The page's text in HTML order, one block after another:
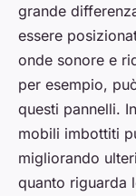
grande
essere
onde sonore e
per esempio,
questi pannelli.
mobili imbottiti
migliorando
quanto riguarda